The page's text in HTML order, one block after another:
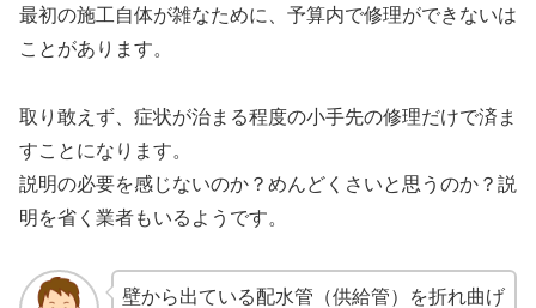
最初の施工自体が雑なために、予算内で修理ができないは
ことがあります。
取り敢えず、症状が治まる程度の小手先の修理だけで済ま
すことになります。
説明の必要を感じないのか？めんどくさいと思うのか？説
明を省く業者もいるようです。
壁から出ている配水管（供給管）を折れ曲げ